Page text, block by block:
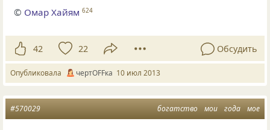
© Омар Хайям 624
42 22 Обсудить
Опубликовала чертOFFка 10 июл 2013
богатство мои года мое
#570029